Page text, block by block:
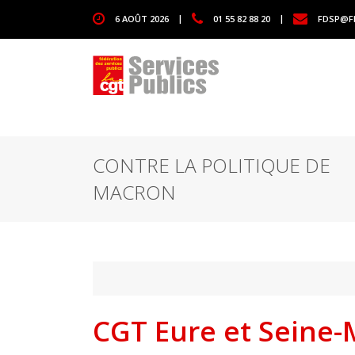
6 AOÛT 2026 | 01 55 82 88 20 |
CONTRE LA POLITIQUE DE
MACRON
CGT Eure et